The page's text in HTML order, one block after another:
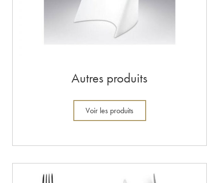
Autres produits
Voir les produits